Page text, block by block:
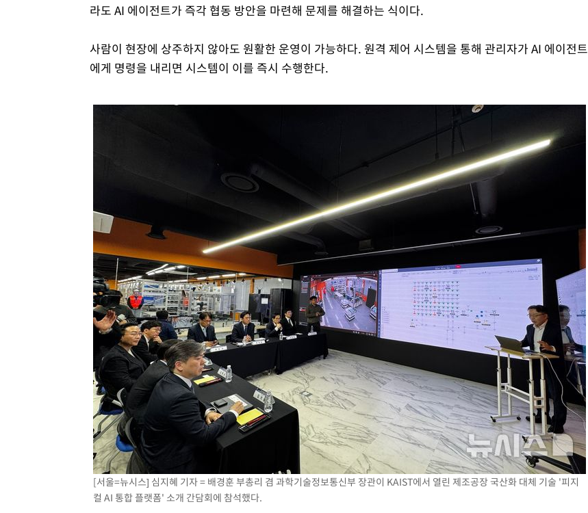
라도 AI 에이전트가 즉각 협동 방안을 마련해 문제를 해결하는 식이다.
사람이 현장에 상주하지 않아도 원활한 운영이 가능하다. 원격 제어 시스템을 통해 관리자가 AI 에이전트
에게 명령을 내리면 시스템이 이를 즉시 수행한다.
[서울=뉴시스] 심지혜 기자 = 배경훈 부총리 겸 과학기술정보통신부 장관이 KAIST에서 열린 제조공장 국산화 대체 기술 '피지
컬 AI 통합 플랫폼' 소개 간담회에 참석했다.